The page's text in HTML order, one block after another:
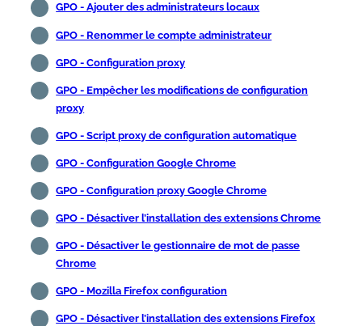
GPO - Ajouter des administrateurs locaux
GPO - Renommer le compte administrateur
GPO - Configuration proxy
GPO - Empêcher les modifications de configuration
proxy
GPO - Script proxy de configuration automatique
GPO - Configuration Google Chrome
GPO - Configuration proxy Google Chrome
GPO - Désactiver l’installation des extensions Chrome
GPO - Désactiver le gestionnaire de mot de passe
Chrome
GPO - Mozilla Firefox configuration
GPO - Désactiver l’installation des extensions Firefox